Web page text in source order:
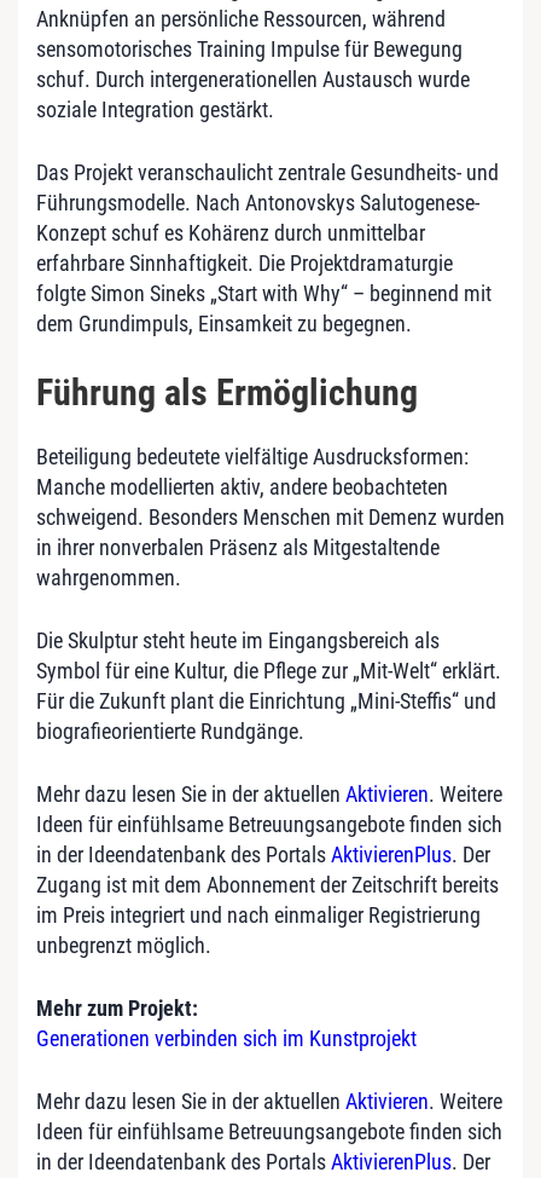
Anknüpfen an persönliche Ressourcen, während
sensomotorisches Training Impulse für Bewegung
schuf. Durch intergenerationellen Austausch wurde
soziale Integration gestärkt.
Das Projekt veranschaulicht zentrale Gesundheits- und
Führungsmodelle. Nach Antonovskys Salutogenese-
Konzept schuf es Kohärenz durch unmittelbar
erfahrbare Sinnhaftigkeit. Die Projektdramaturgie
folgte Simon Sineks „Start with Why“ – beginnend mit
dem Grundimpuls, Einsamkeit zu begegnen.
Führung als Ermöglichung
Beteiligung bedeutete vielfältige Ausdrucksformen:
Manche modellierten aktiv, andere beobachteten
schweigend. Besonders Menschen mit Demenz wurden
in ihrer nonverbalen Präsenz als Mitgestaltende
wahrgenommen.
Die Skulptur steht heute im Eingangsbereich als
Symbol für eine Kultur, die Pflege zur „Mit-Welt“ erklärt.
Für die Zukunft plant die Einrichtung „Mini-Steffis“ und
biografieorientierte Rundgänge.
Mehr dazu lesen Sie in der aktuellen Aktivieren. Weitere
Ideen für einfühlsame Betreuungsangebote finden sich
in der Ideendatenbank des PortalsAktivierenPlus. Der
Zugang ist mit dem Abonnement der Zeitschrift bereits
im Preis integriert und nach einmaliger Registrierung
unbegrenzt möglich.
Mehr zum Projekt:
Generationen verbinden sich im Kunstprojekt
Mehr dazu lesen Sie in der aktuellen Aktivieren. Weitere
Ideen für einfühlsame Betreuungsangebote finden sich
in der Ideendatenbank des PortalsAktivierenPlus. Der